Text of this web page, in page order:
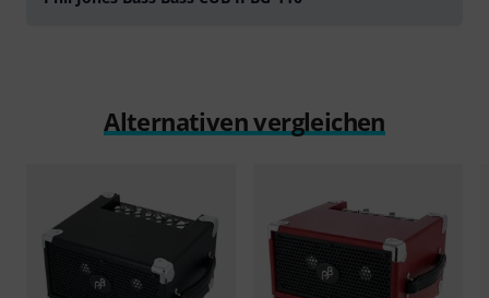
Alternativen vergleichen